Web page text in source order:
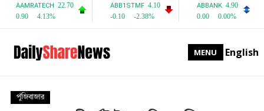
MENU English
পুঁজিবাজার